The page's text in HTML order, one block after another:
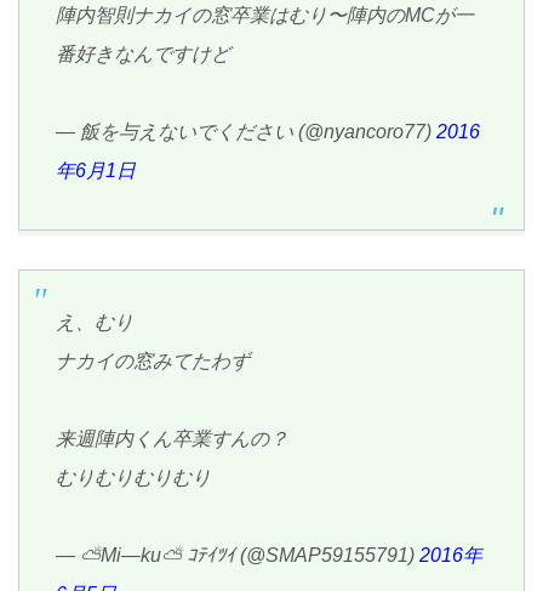
陣内智則ナカイの窓卒業はむり〜陣内のMCが一
番好きなんですけど
— 飯を与えないでください (@nyancoro77) 2016
年6月1日
え、むり
ナカイの窓みてたわず
来週陣内くん卒業すんの？
むりむりむりむり
— ⛅️Mi—ku⛅️ ｺﾃｲﾂｲ (@SMAP59155791) 2016年